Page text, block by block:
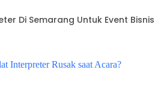
Di Semarang Untuk Event Bisnis